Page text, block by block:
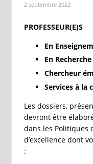
2 septembre 2022
PROFESSEUR(E)S
En
En Recherche
Chercheur
Services à la
Les dossiers,
devront être
dans les Politiques
d’excellence dont
: